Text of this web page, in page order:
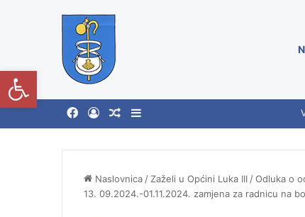
Naslovnica / Zaželi u Općini Luka III /Odluka o
13. 09.2024.-01.11.2024. zamjena za radnicu na
Open toolbar